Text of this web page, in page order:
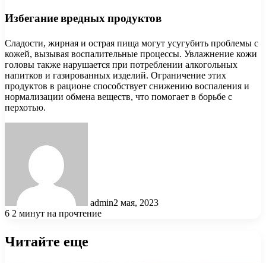
Избегание вредных продуктов
Сладости, жирная и острая пища могут усугубить проблемы с
кожей, вызывая воспалительные процессы. Увлажнение кожи
головы также нарушается при потреблении алкогольных
напитков и газированных изделий. Ограничение этих
продуктов в рационе способствует снижению воспаления и
нормализации обмена веществ, что помогает в борьбе с
перхотью.
admin2 мая, 2023
6 2 минут на прочтение
Читайте еще